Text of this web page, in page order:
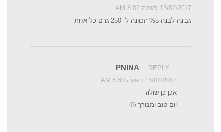
13/02/2017 בשעה 8:02 AM
גבינה לבנה %5 הכוונה ל- 250 גרם כל אחת
PNINA
REPLY
13/02/2017 בשעה 8:30 AM
אכן כן שולה
יום טוב ומבורך 🙂